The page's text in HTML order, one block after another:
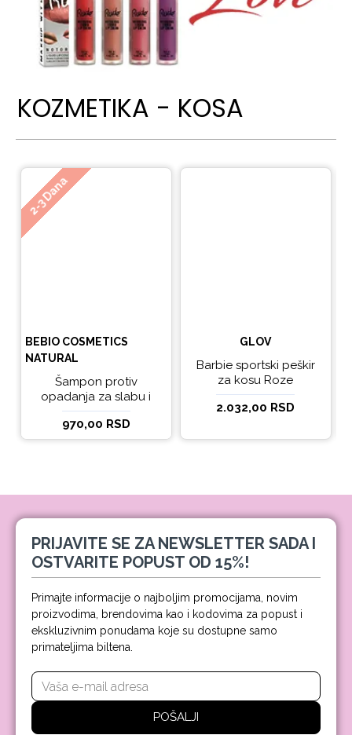
KOZMETIKA - KOSA
2-3 Dana
BEBIO COSMETICS
NATURAL
Šampon protiv
opadanja za slabu i
tanku kosu beBio
natural 300ml
970,00 RSD
GLOV
Barbie sportski peškir
za kosu Roze
2.032,00 RSD
PRIJAVITE SE ZA NEWSLETTER SADA I
OSTVARITE POPUST OD 15%!
Primajte informacije o najboljim promocijama, novim
proizvodima, brendovima kao i kodovima za popust i
ekskluzivnim ponudama koje su dostupne samo
primateljima biltena.
POŠALJI